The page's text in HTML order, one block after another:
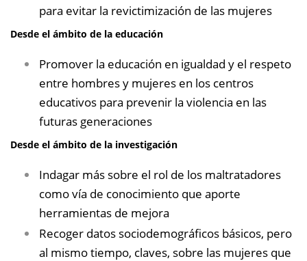
para evitar la revictimización de las mujeres
Desde el ámbito de la educación
Promover la educación en igualdad y el respeto
entre hombres y mujeres en los centros
educativos para prevenir la violencia en las
futuras generaciones
Desde el ámbito de la investigación
Indagar más sobre el rol de los maltratadores
como vía de conocimiento que aporte
herramientas de mejora
Recoger datos sociodemográficos básicos, pero
al mismo tiempo, claves, sobre las mujeres que